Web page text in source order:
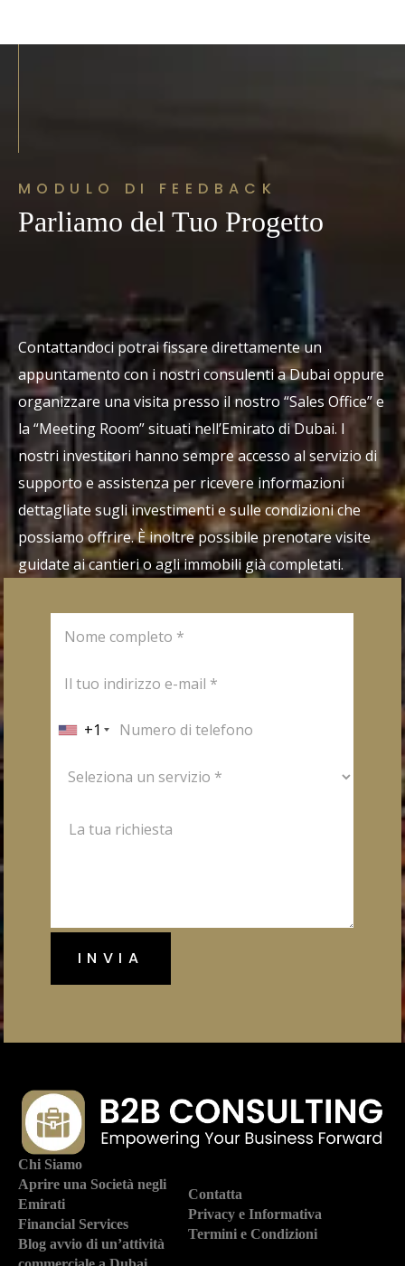
MODULO DI FEEDBACK
Parliamo del Tuo Progetto
Contattandoci potrai fissare direttamente un
appuntamento con i nostri consulenti a Dubai oppure
organizzare una visita presso il nostro “Sales Office” e
la “Meeting Room” situati nell’Emirato di Dubai. I
nostri investitori hanno sempre accesso al servizio di
supporto e assistenza per ricevere informazioni
dettagliate sugli investimenti e sulle condizioni che
possiamo offrire. È inoltre possibile prenotare visite
guidate ai cantieri o agli immobili già completati.
+1
Chi Siamo
Aprire una Società negli
Emirati
Financial Services
Blog avvio di un’attività
Contatta
Privacy e Informativa
Termini e Condizioni